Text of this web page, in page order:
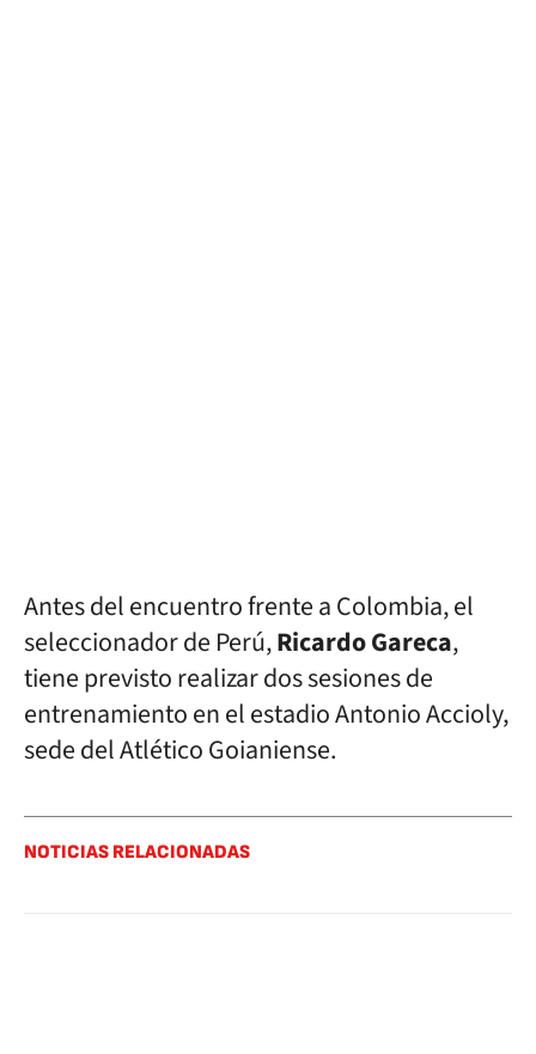
Antes del encuentro frente a Colombia, el
seleccionador de Perú,Ricardo Gareca,
tiene previsto realizar dos sesiones de
entrenamiento en el estadio Antonio Accioly,
sede del Atlético Goianiense.
NOTICIAS RELACIONADAS